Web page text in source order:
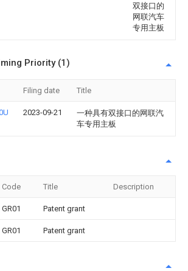
双接口的
网联汽车
专用主板
Priority (1)
Filing date Title
2023-09-21
一种具有双接口的网联汽
车专用主板
Code Title Description
GR01 Patent grant
GR01 Patent grant